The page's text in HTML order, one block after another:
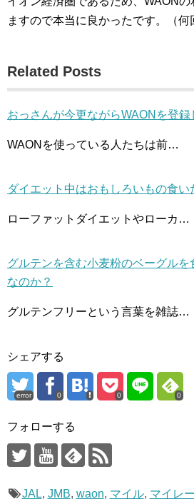
ますので本当に良かったです。（何
Related Posts
おっさんが今更ながらWAONを登録
WAONを使っている人たちは前…
ダイエット中はおもしろいもの食い
ローファットダイエットやローカ…
グルテンを含む小麦粉のベーグルを
なのか？
グルテンフリーという言葉を雑誌…
シェアする
error 0 0 0
フォローする
JAL, JMB, waon, マイル, マイレ